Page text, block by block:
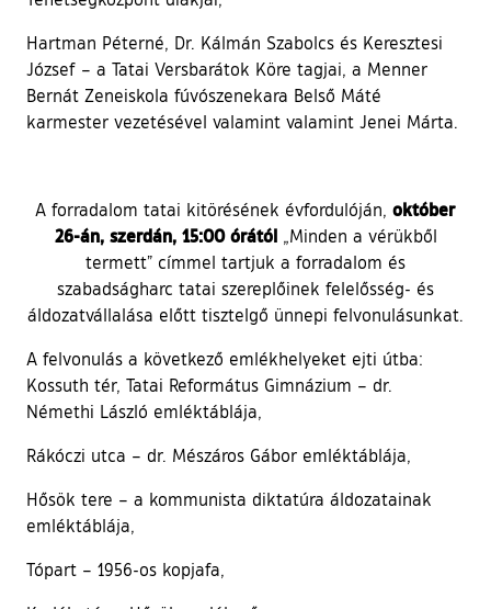
Hartman Péterné, Dr. Kálmán Szabolcs és Keresztesi
József – a Tatai Versbarátok Köre tagjai, a Menner
Bernát Zeneiskola fúvószenekara Belső Máté
karmester vezetésével valamint valamint Jenei Márta.
A forradalom tatai kitörésének évfordulóján, október
26-án, szerdán, 15:00 órától „Minden a vérükből
termett” címmel tartjuk a forradalom és
szabadságharc tatai szereplőinek felelősség- és
áldozatvállalása előtt tisztelgő ünnepi felvonulásunkat.
A felvonulás a következő emlékhelyeket ejti útba:
Kossuth tér, Tatai Református Gimnázium – dr.
Némethi László emléktáblája,
Rákóczi utca – dr. Mészáros Gábor emléktáblája,
Hősök tere – a kommunista diktatúra áldozatainak
emléktáblája,
Tópart – 1956-os kopjafa,